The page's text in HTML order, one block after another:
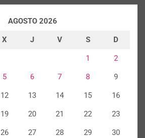
AGOSTO 2026
X J V S D
1 2
5 6 7 8 9
12 13 14 15 16
19 20 21 22 23
26 27 28 29 30